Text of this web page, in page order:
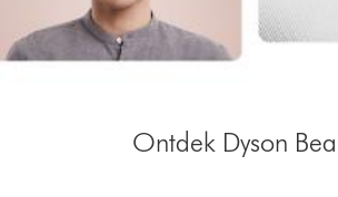
Ontdek Dyson